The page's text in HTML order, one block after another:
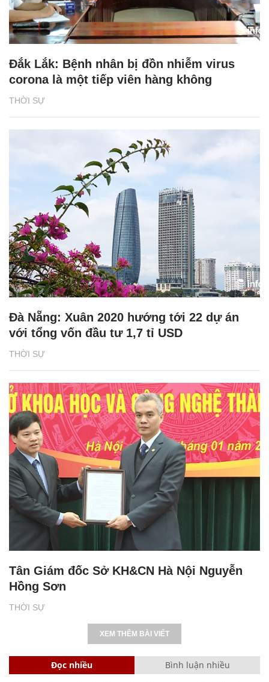
THỜI SỰ
Đắk Lắk: Bệnh nhân bị đồn nhiễm virus
corona là một tiếp viên hàng không
THỜI SỰ
Đà Nẵng: Xuân 2020 hướng tới 22 dự án
với tổng vốn đầu tư 1,7 tỉ USD
THỜI SỰ
Tân Giám đốc Sở KH&CN Hà Nội Nguyễn
Hồng Sơn
XEM THÊM BÀI VIẾT
Đọc nhiều Bình luận nhiều